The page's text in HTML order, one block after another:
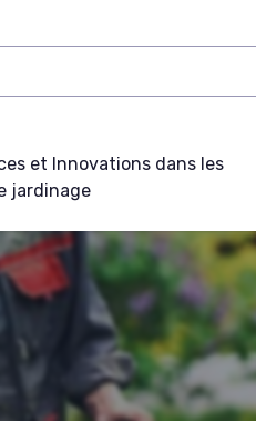
et Innovations dans les
jardinage